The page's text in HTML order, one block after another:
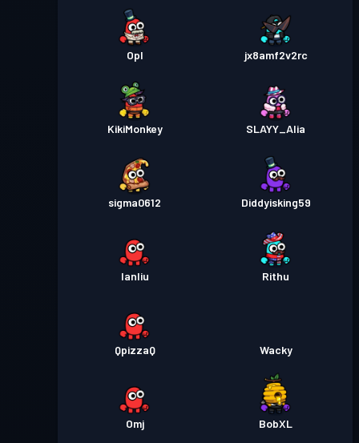
Opl jx8amf2v2rc
KikiMonkey SLAYY_Alia
sigma0612 Diddyisking59
Ianliu Rithu
QpizzaQ Wacky
Omj BobXL